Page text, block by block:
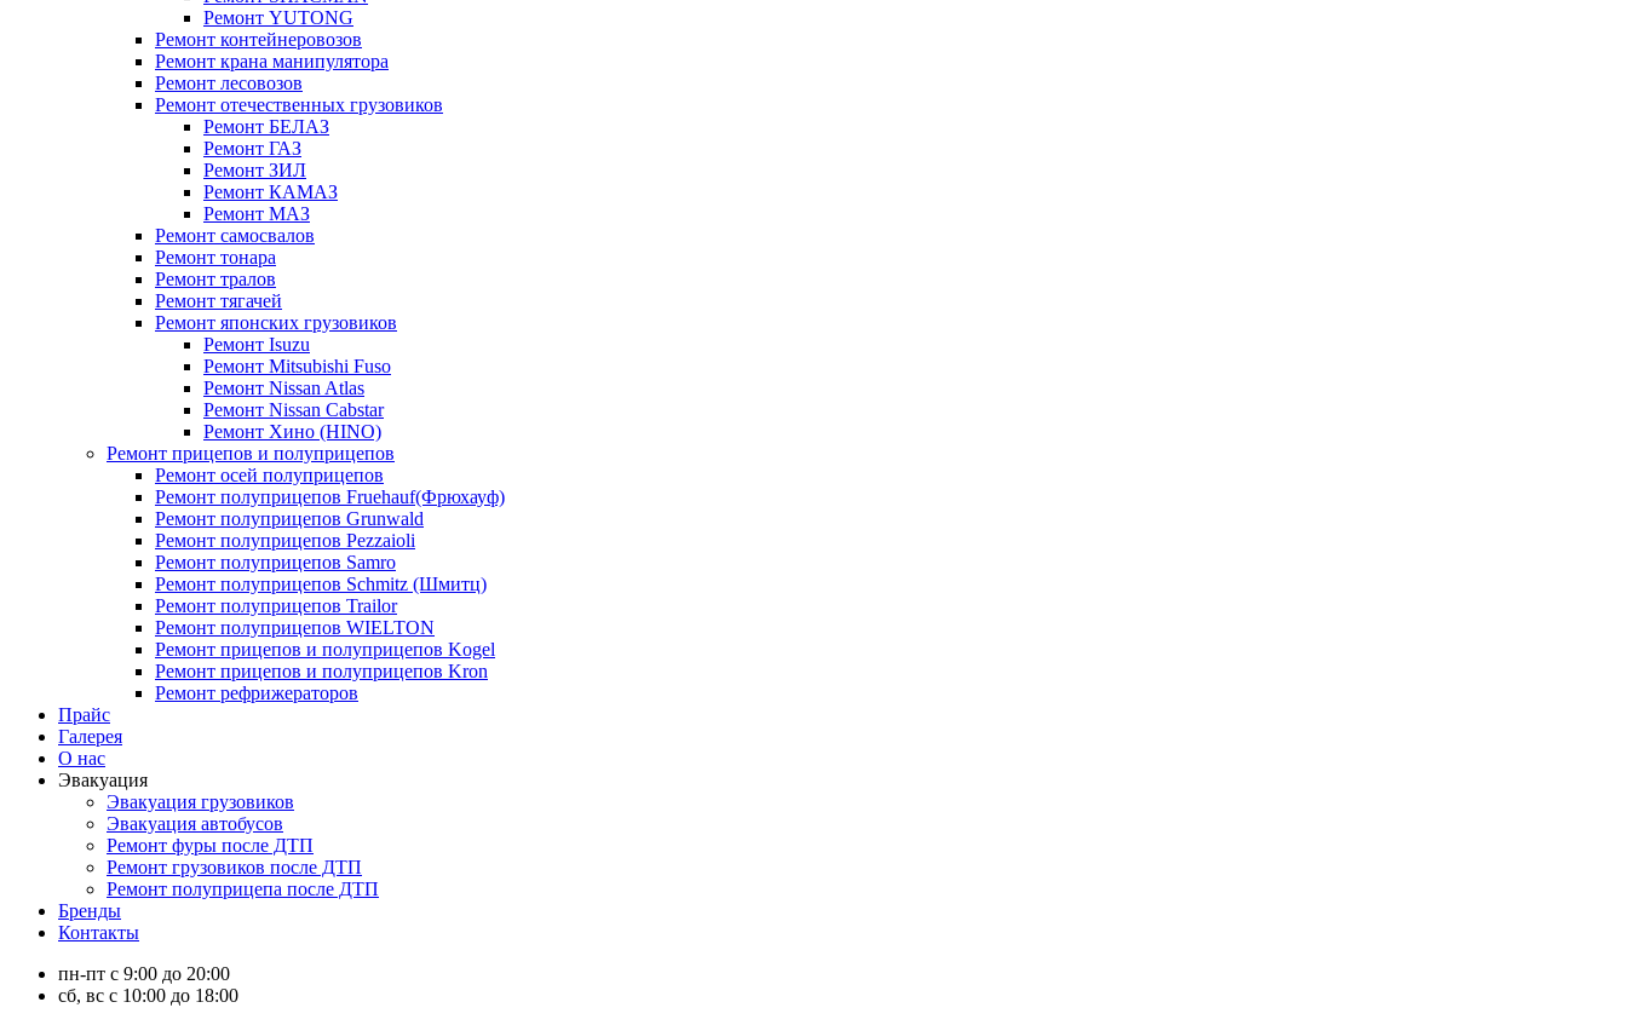
Ремонт YUTONG
Ремонт контейнеровозов
Ремонт крана манипулятора
Ремонт лесовозов
Ремонт отечественных грузовиков
Ремонт БЕЛАЗ
Ремонт ГАЗ
Ремонт ЗИЛ
Ремонт КАМАЗ
Ремонт МАЗ
Ремонт самосвалов
Ремонт тонара
Ремонт тралов
Ремонт тягачей
Ремонт японских грузовиков
Ремонт Isuzu
Ремонт Mitsubishi Fuso
Ремонт Nissan Atlas
Ремонт Nissan Cabstar
Ремонт Хино (HINO)
Ремонт прицепов и полуприцепов
Ремонт осей полуприцепов
Ремонт полуприцепов Fruehauf(Фрюхауф)
Ремонт полуприцепов Grunwald
Ремонт полуприцепов Pezzaioli
Ремонт полуприцепов Samro
Ремонт полуприцепов Schmitz (Шмитц)
Ремонт полуприцепов Trailor
Ремонт полуприцепов WIELTON
Ремонт прицепов и полуприцепов Kogel
Ремонт прицепов и полуприцепов Kron
Ремонт рефрижераторов
Прайс
Галерея
О нас
Эвакуация
Эвакуация грузовиков
Эвакуация автобусов
Ремонт фуры после ДТП
Ремонт грузовиков после ДТП
Ремонт полуприцепа после ДТП
Бренды
Контакты
пн-пт с 9:00 до 20:00
сб, вс с 10:00 до 18:00